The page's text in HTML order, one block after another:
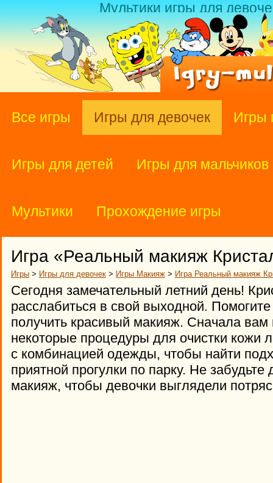
Мультики игры для
Все игры Игры для девочек Игры
Игры для детей Игры для мальчиков
Мультики Прохождение игры
Игра «Реальный макияж
Игры > Игры для девочек > Игры Макияж > Игра Реальный макияж
Сегодня замечательный летний день!
расслабиться в свой выходной.
получить красивый макияж. Сначала вам
некоторые процедуры для очистки кожи
с комбинацией одежды, чтобы найти
приятной прогулки по парку. Не
макияж, чтобы девочки выглядели